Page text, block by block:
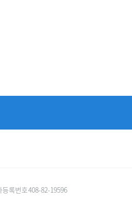
등록번호 408-82-19596